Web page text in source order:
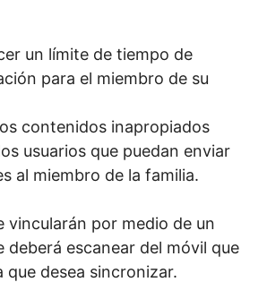
un límite de tiempo de
para el miembro de su
contenidos inapropiados
usuarios que puedan enviar
al miembro de la familia.
vincularán por medio de un
deberá escanear del móvil que
que desea sincronizar.